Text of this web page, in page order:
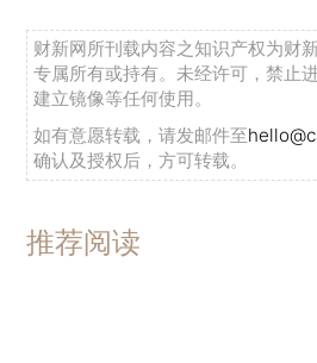
财新网所刊载内容之知识产权为财
专属所有或持有。未经许可，禁止
建立镜像等任何使用。
如有意愿转载，请发邮件至
确认及授权后，方可转载。
推荐阅读